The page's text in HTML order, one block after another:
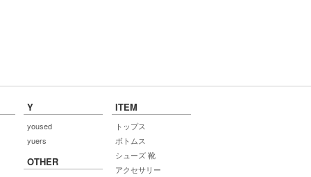
Y
yoused
yuers
OTHER
ITEM
トップス
ボトムス
シューズ 靴
アクセサリー